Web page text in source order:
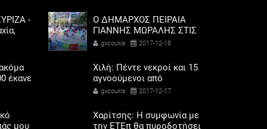
-
έκανε
μου
Ο ΔΗΜΑΡΧΟΣ ΠΕΙΡΑΙΑ
ΓΙΑΝΝΗΣ ΜΩΡΑΛΗΣ ΣΤΙΣ
ΧΡΙΣΤΟΥΓΕΝΝΙΑΤΙΚΕΣ
ΔΡΑΣΤΗΡΙΟΤΗΤΕΣ ΓΙΑ
ΠΑΙΔΙΑ ΣΤΗΝ
ΑΝΑΚΑΙΝΙΣΜΕΝΗ ΠΛΑΤΕΙΑ
ΠΗΓΑΔΑΣ
gxcoukis 2017-12-18
Χιλή: Πέντε νεκροί και 15
αγνοούμενοι από
πλημμύρες – Ένα χωριό
gxcoukis 2017-12-17
Χαρίτσης: Η συμφωνία με
την ΕΤΕπ θα πυροδοτήσει